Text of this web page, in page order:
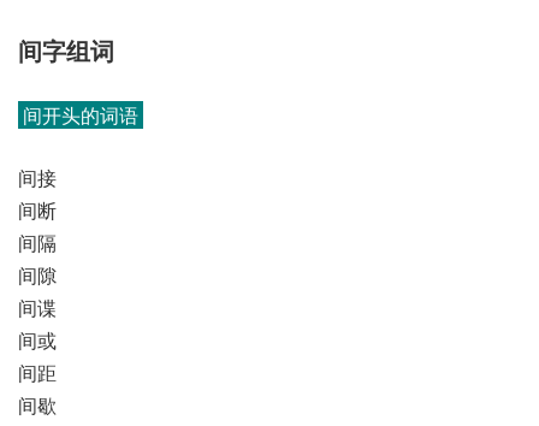
间字组词
间开头的词语
间接
间断
间隔
间隙
间谍
间或
间距
间歇